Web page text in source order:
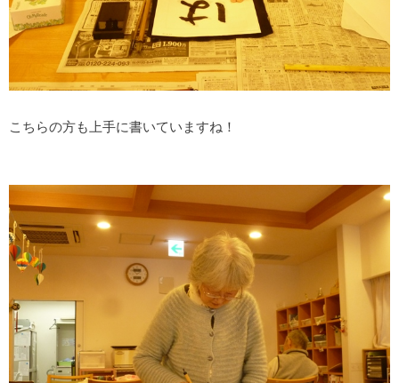
こちらの方も上手に書いていますね！